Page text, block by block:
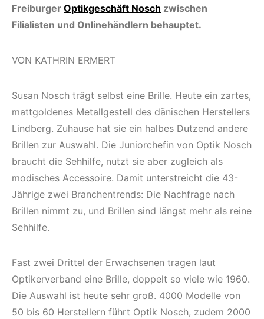
Freiburger Optikgeschäft Nosch zwischen
Filialisten und Onlinehändlern behauptet.
VON KATHRIN ERMERT
Susan Nosch trägt selbst eine Brille. Heute ein zartes,
mattgoldenes Metallgestell des dänischen Herstellers
Lindberg. Zuhause hat sie ein halbes Dutzend andere
Brillen zur Auswahl. Die Juniorchefin von Optik Nosch
braucht die Sehhilfe, nutzt sie aber zugleich als
modisches Accessoire. Damit unterstreicht die 43-
Jährige zwei Branchentrends: Die Nachfrage nach
Brillen nimmt zu, und Brillen sind längst mehr als reine
Sehhilfe.
Fast zwei Drittel der Erwachsenen tragen laut
Optikerverband eine Brille, doppelt so viele wie 1960.
Die Auswahl ist heute sehr groß. 4000 Modelle von
50 bis 60 Herstellern führt Optik Nosch, zudem 2000